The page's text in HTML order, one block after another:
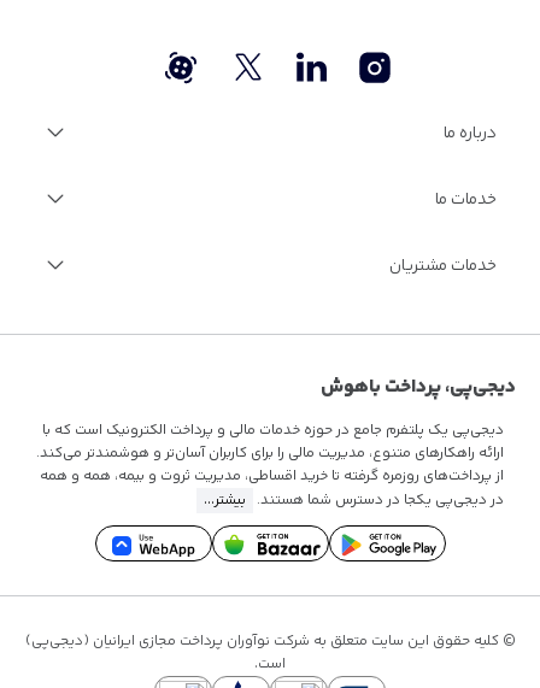
درباره ما
گزارش سالانه
مستندات فنی
خدمات ما
خدمات ویژه مالی
خدمات مشتریان
قوانین و مقررات
دیجی‌پی، پرداخت باهوش
دیجی‌پی یک پلتفرم جامع در حوزه خدمات مالی و پرداخت الکترونیک است که با
ارائه راهکارهای متنوع، مدیریت مالی را برای کاربران آسان‌تر و هوشمندتر می‌کند.
از پرداخت‌های روزمره گرفته تا خرید اقساطی، مدیریت ثروت و بیمه، همه و همه
در دیجی‌پی یکجا در دسترس شما هستند. بیشتر...
© کلیه حقوق این سایت متعلق به شرکت نوآوران پرداخت مجازی ایرانیان (دیجی‌پی)
است.